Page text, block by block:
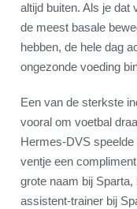
altijd buiten. Als je dat
de meest basale
hebben, de hele dag
ongezonde voeding
Een van de sterkste
vooral om voetbal
Hermes-DVS
ventje een
grote naam bij
assistent-trainer bij